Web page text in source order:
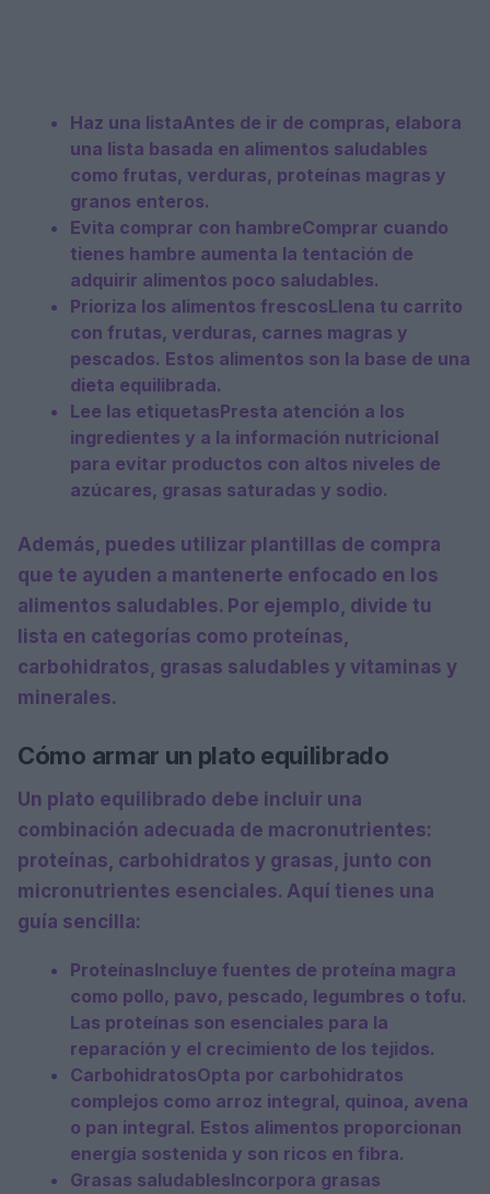
Haz una listaAntes de ir de compras, elabora
una lista basada en alimentos saludables
como frutas, verduras, proteínas magras y
granos enteros.
Evita comprar con hambreComprar cuando
tienes hambre aumenta la tentación de
adquirir alimentos poco saludables.
Prioriza los alimentos frescosLlena tu carrito
con frutas, verduras, carnes magras y
pescados. Estos alimentos son la base de una
dieta equilibrada.
Lee las etiquetasPresta atención a los
ingredientes y a la información nutricional
para evitar productos con altos niveles de
azúcares, grasas saturadas y sodio.
Además, puedes utilizar plantillas de compra
que te ayuden a mantenerte enfocado en los
alimentos saludables. Por ejemplo, divide tu
lista en categorías como proteínas,
carbohidratos, grasas saludables y vitaminas y
minerales.
Cómo armar un plato equilibrado
Un plato equilibrado debe incluir una
combinación adecuada de macronutrientes:
proteínas, carbohidratos y grasas, junto con
micronutrientes esenciales. Aquí tienes una
guía sencilla:
ProteínasIncluye fuentes de proteína magra
como pollo, pavo, pescado, legumbres o tofu.
Las proteínas son esenciales para la
reparación y el crecimiento de los tejidos.
CarbohidratosOpta por carbohidratos
complejos como arroz integral, quinoa, avena
o pan integral. Estos alimentos proporcionan
energía sostenida y son ricos en fibra.
Grasas saludablesIncorpora grasas